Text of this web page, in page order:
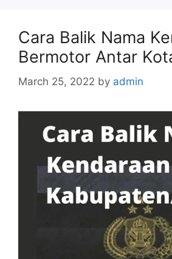
Cara Balik Nama
Bermotor Antar
March 25, 2022 by admin